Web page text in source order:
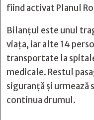
fiind activat Planul
Bilanțul este unul
viața, iar alte 14
transportate la
medicale. Restul
siguranță și
continua drumul.